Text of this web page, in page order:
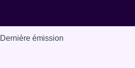
Dernière émission